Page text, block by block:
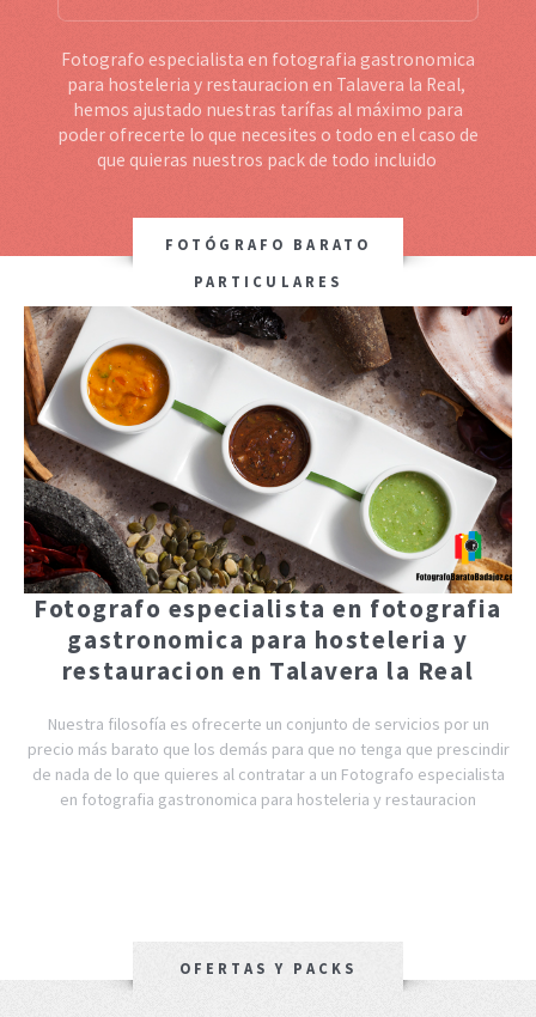
Fotografo especialista en fotografia gastronomica
para hosteleria y restauracion en Talavera la Real,
hemos ajustado nuestras tarífas al máximo para
poder ofrecerte lo que necesites o todo en el caso de
que quieras nuestros pack de todo incluido
FOTÓGRAFO BARATO
PARTICULARES
Fotografo especialista en fotografia
gastronomica para hosteleria y
restauracion en Talavera la Real
Nuestra filosofía es ofrecerte un conjunto de servicios por un
precio más barato que los demás para que no tenga que prescindir
de nada de lo que quieres al contratar a un Fotografo especialista
en fotografia gastronomica para hosteleria y restauracion
OFERTAS Y PACKS